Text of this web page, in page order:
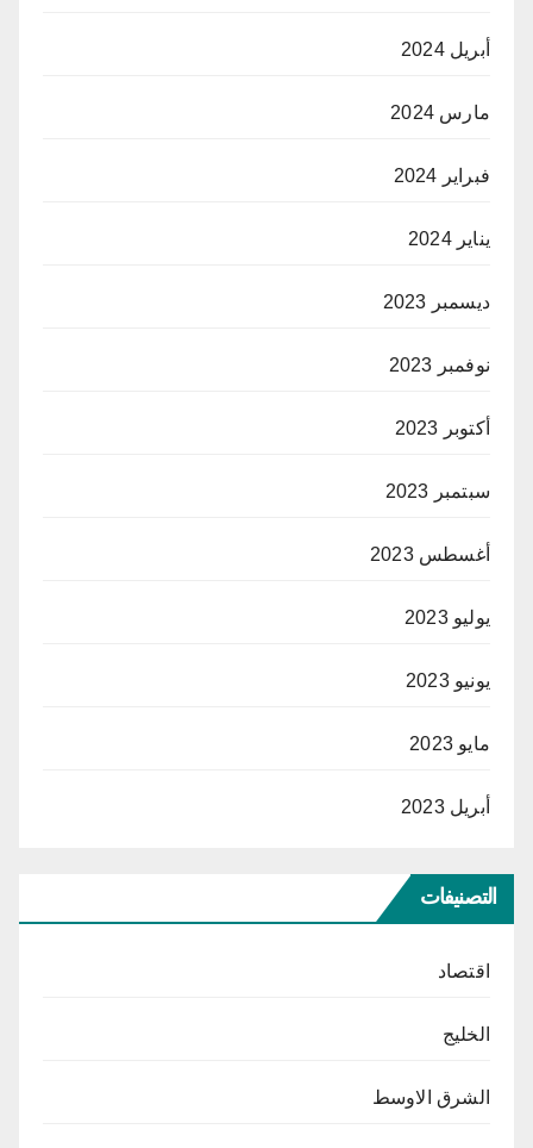
أبريل 2024
مارس 2024
فبراير 2024
يناير 2024
ديسمبر 2023
نوفمبر 2023
أكتوبر 2023
سبتمبر 2023
أغسطس 2023
يوليو 2023
يونيو 2023
مايو 2023
أبريل 2023
التصنيفات
اقتصاد
الخليج
الشرق الاوسط